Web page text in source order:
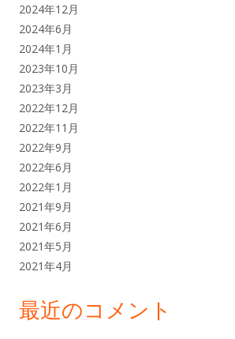
2024年12月
2024年6月
2024年1月
2023年10月
2023年3月
2022年12月
2022年11月
2022年9月
2022年6月
2022年1月
2021年9月
2021年6月
2021年5月
2021年4月
最近のコメント